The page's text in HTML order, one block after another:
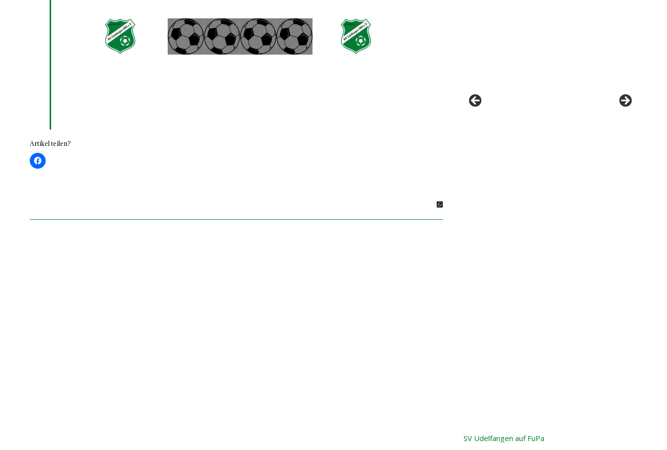
Artikel teilen?
SV Udelfangen auf FuPa